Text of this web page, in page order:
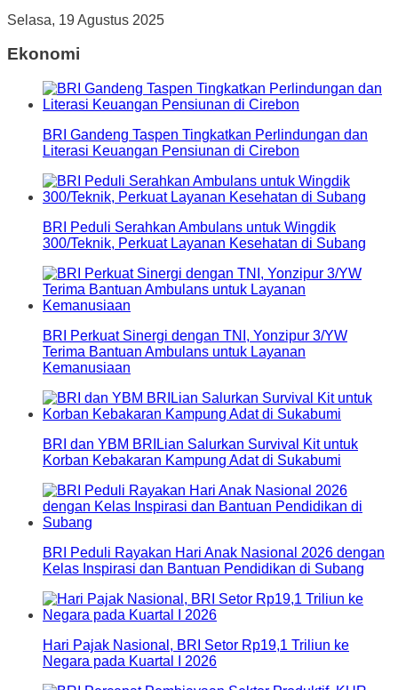
Selasa, 19 Agustus 2025
Ekonomi
BRI Gandeng Taspen Tingkatkan Perlindungan dan
Literasi Keuangan Pensiunan di Cirebon
BRI Peduli Serahkan Ambulans untuk Wingdik
300/Teknik, Perkuat Layanan Kesehatan di Subang
BRI Perkuat Sinergi dengan TNI, Yonzipur 3/YW
Terima Bantuan Ambulans untuk Layanan
Kemanusiaan
BRI dan YBM BRILian Salurkan Survival Kit untuk
Korban Kebakaran Kampung Adat di Sukabumi
BRI Peduli Rayakan Hari Anak Nasional 2026 dengan
Kelas Inspirasi dan Bantuan Pendidikan di Subang
Hari Pajak Nasional, BRI Setor Rp19,1 Triliun ke
Negara pada Kuartal I 2026